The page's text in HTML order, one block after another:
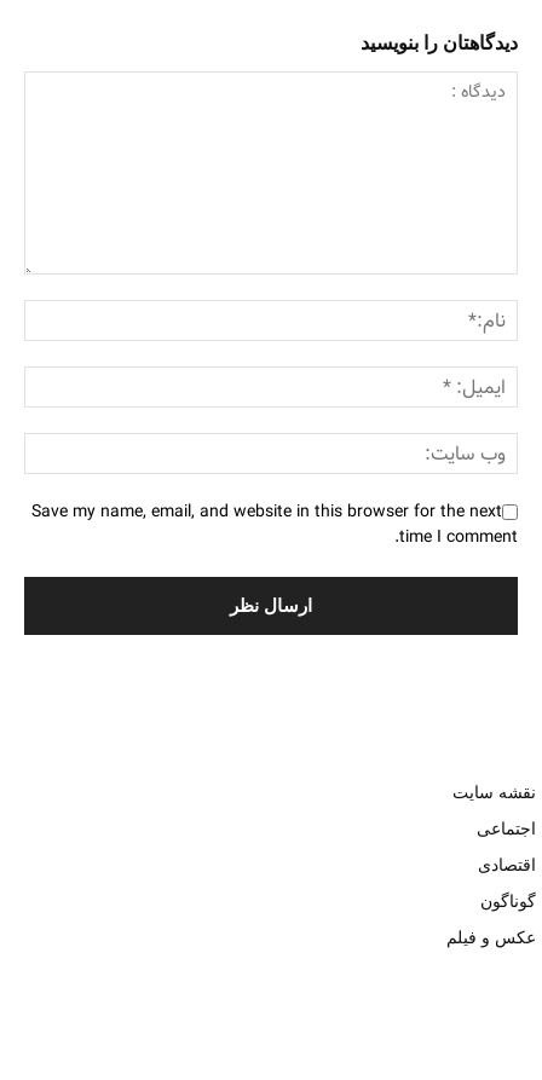
دیدگاهتان را بنویسید
Save my name, email, and website in this browser for the next
time I comment.
نقشه سایت
اجتماعی
اقتصادی
گوناگون
عکس و فیلم